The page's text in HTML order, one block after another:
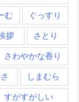
む ぐっすり
拶 さとり
さわやかな香り
しまむら
すがすがしい